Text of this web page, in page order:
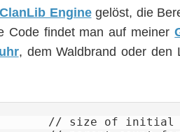
ClanLib Enginegelöst, die
Code findet man auf meiner
, dem Waldbrand oder den
// size of initial